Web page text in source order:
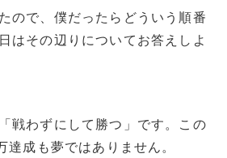
ので、僕だったらどういう順番
はその辺りについてお答えしよ
戦わずにして勝つ」です。この
成も夢ではありません。